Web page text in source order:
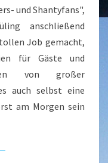
und Shantyfans",
anschließend
Job gemacht,
für Gäste und
von großer
auch selbst eine
am Morgen sein